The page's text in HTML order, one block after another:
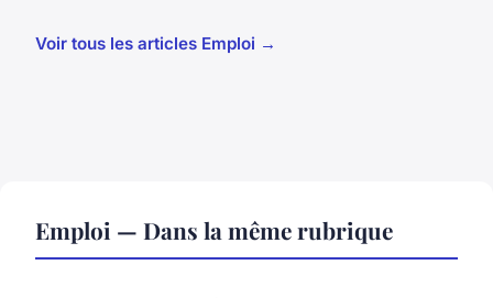
Voir tous les articles Emploi →
Emploi — Dans la même rubrique